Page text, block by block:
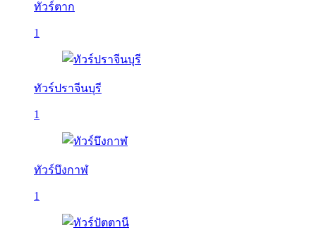
ทัวร์ตาก
1
ทัวร์ปราจีนบุรี
1
ทัวร์บึงกาฬ
1